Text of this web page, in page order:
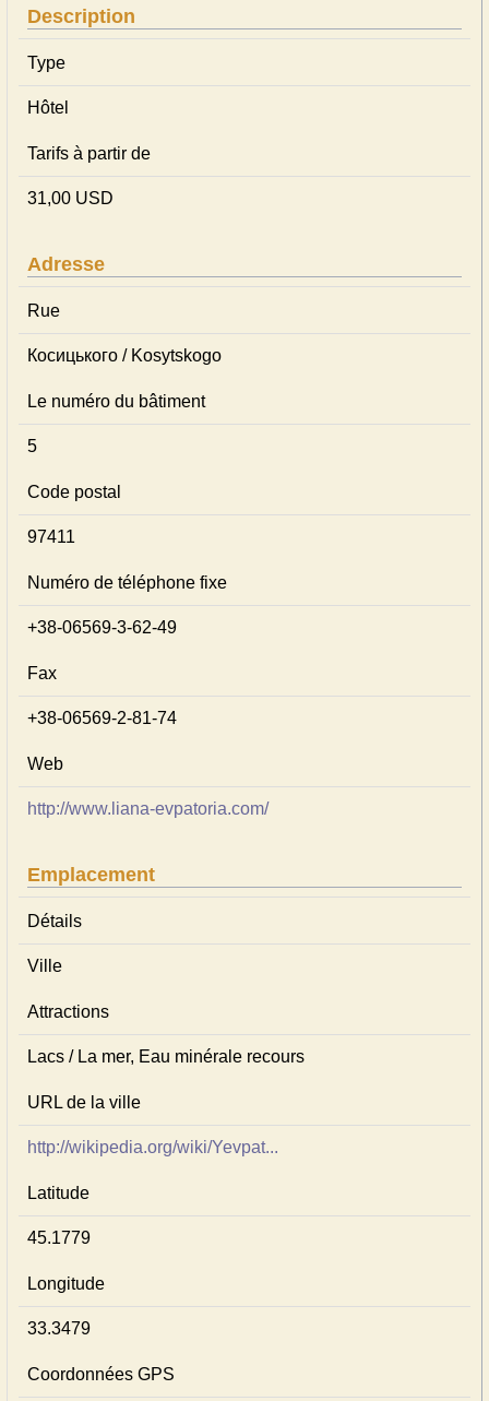
Description
Type
Hôtel
Tarifs à partir de
31,00 USD
Adresse
Rue
Косицького / Kosytskogo
Le numéro du bâtiment
5
Code postal
97411
Numéro de téléphone fixe
+38-06569-3-62-49
Fax
+38-06569-2-81-74
Web
http://www.liana-evpatoria.com/
Emplacement
Détails
Ville
Attractions
Lacs / La mer, Eau minérale recours
URL de la ville
http://wikipedia.org/wiki/Yevpat...
Latitude
45.1779
Longitude
33.3479
Coordonnées GPS